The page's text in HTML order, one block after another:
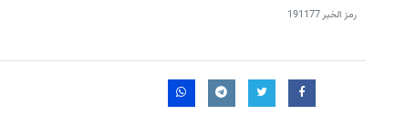
رمز الخبر191177